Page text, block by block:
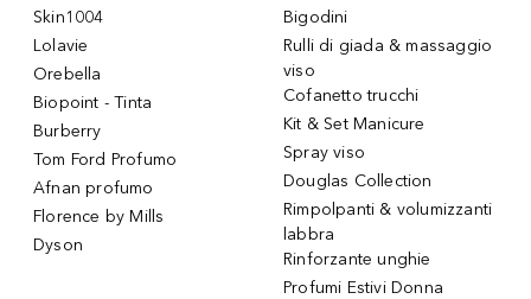
Skin1004
Lolavie
Orebella
Biopoint - Tinta
Burberry
Tom Ford Profumo
Afnan profumo
Florence by Mills
Dyson
Bigodini
Rulli di giada & massaggio
viso
Cofanetto trucchi
Kit & Set Manicure
Spray viso
Douglas Collection
Rimpolpanti & volumizzanti
labbra
Rinforzante unghie
Profumi Estivi Donna